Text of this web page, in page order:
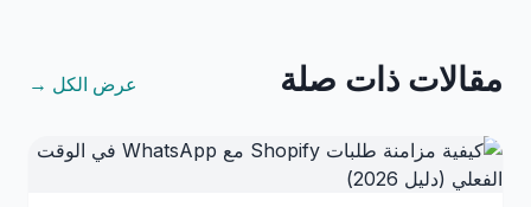
مقالات ذات صلة عرض الكل →